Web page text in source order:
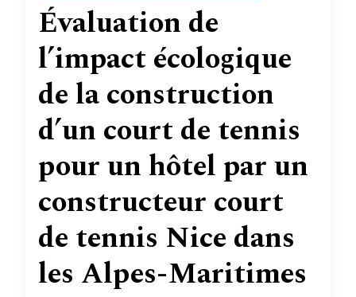
Évaluation de
l’impact écologique
de la construction
d’un court de tennis
pour un hôtel par un
constructeur court
de tennis Nice dans
les Alpes-Maritimes